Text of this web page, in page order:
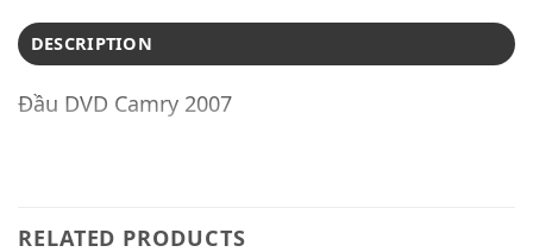
DESCRIPTION
Đầu DVD Camry 2007
RELATED PRODUCTS